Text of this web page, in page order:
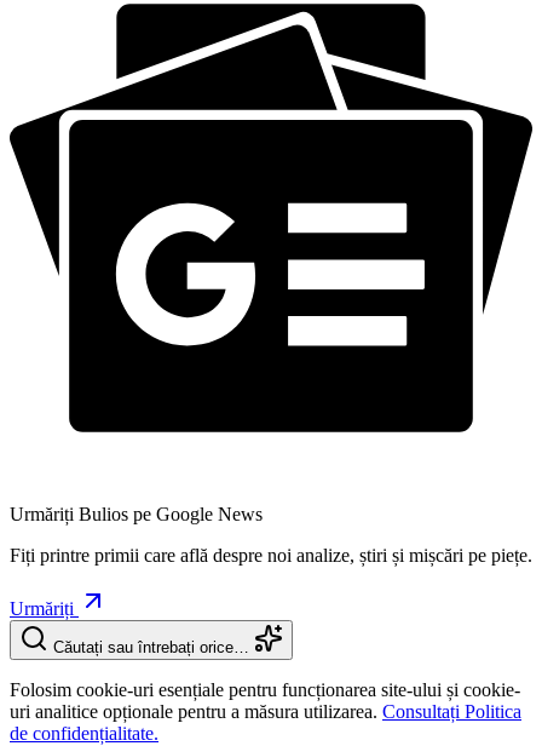
Urmăriți Bulios pe Google News
Fiți printre primii care află despre noi analize, știri și mișcări pe piețe.
Urmăriți
Căutați sau întrebați orice…
Folosim cookie-uri esențiale pentru funcționarea site-ului și cookie-
uri analitice opționale pentru a măsura utilizarea. Consultați Politica
de confidențialitate.